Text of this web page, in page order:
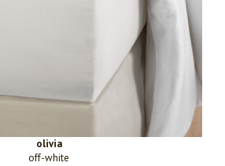
olivia
off-white